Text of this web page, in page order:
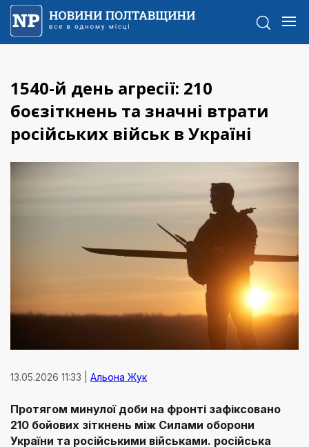
1540-й день агресії: 210
боєзіткнень та значні втрати
російських військ в Україні
13.05.2026 11:33 | Альона Жук
Протягом минулої доби на фронті зафіксовано
210 бойових зіткнень між Силами оборони
України та російськими військами. російська